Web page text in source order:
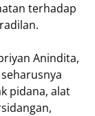
terhadap
Anindita,
pidana, alat